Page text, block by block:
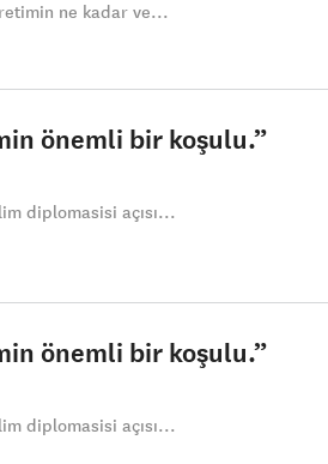
ne kadar ve...
önemli bir koşulu.”
diplomasisi açısı...
önemli bir koşulu.”
diplomasisi açısı...